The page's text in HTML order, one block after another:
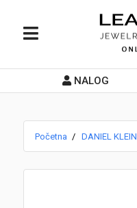
Početna
Prodavnice
NALOG
Početna DANIEL KLEIN